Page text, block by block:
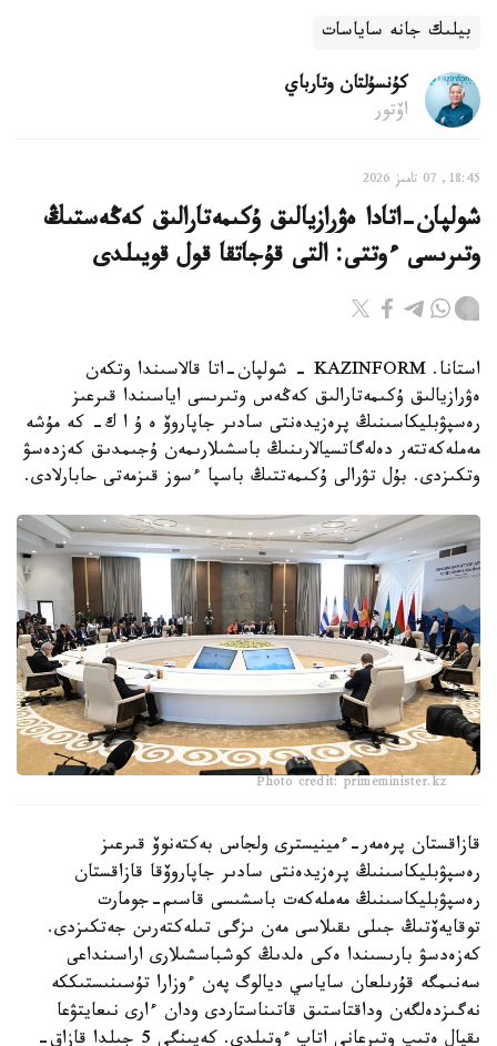
بيلىك جانە ساياسات
كۇنسۇلتان وتارباي
اۆتور
18:45, 07 تامىز 2026
شولپان-اتادا ەۋرازيالىق ۇكىمەتارالىق كەڭەستىڭ
وتىرىسى ءوتتى: التى قۇجاتقا قول قويىلدى
استانا. KAZINFORM - شولپان-اتا قالاسىندا وتكەن
ەۋرازيالىق ۇكىمەتارالىق كەڭەس وتىرىسى اياسىندا قىرعىز
رەسپۋبليكاسىنىڭ پرەزيدەنتى سادىر جاپاروۆ ە ۇ ا ك- كە مۇشە
مەملەكەتتەر دەلەگاتسيالارىنىڭ باسشىلارىمەن ۇجىمدىق كەزدەسۋ
وتكىزدى. بۇل تۋرالى ۇكىمەتتىڭ باسپا ءسوز قىزمەتى حابارلادى.
Photo credit: primeminister.kz
قازاقستان پرەمەر-ءمينيسترى ولجاس بەكتەنوۆ قىرعىز
رەسپۋبليكاسىنىڭ پرەزيدەنتى سادىر جاپاروۆقا قازاقستان
رەسپۋبليكاسىنىڭ مەملەكەت باسشىسى قاسىم-جومارت
توقايەۆتىڭ جىلى ىقىلاسى مەن ىزگى تىلەكتەرىن جەتكىزدى.
كەزەدسۋ بارىسىندا ەكى ەلدىڭ كوشباسشىلارى اراسىنداعى
سەنىمگە قۇرىلعان ساياسي ديالوگ پەن ءوزارا تۇسىنىستىككە
نەگىزدەلگەن وداقتاستىق قاتىناستاردى ودان ءارى نىعايتۋعا